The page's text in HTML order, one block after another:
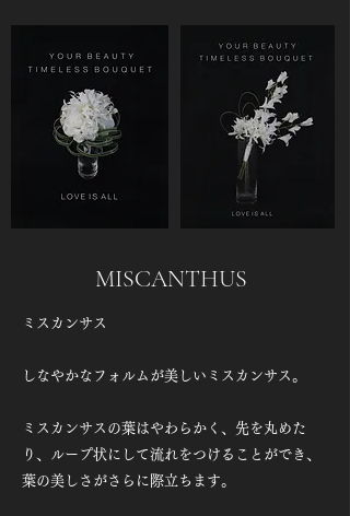
MISCANTHUS
ミスカンサス
しなやかなフォルムが美しいミスカンサス。​
ミスカンサスの葉はやわらかく、先を丸めた
り、ループ状にして流れをつけることができ、
葉の美しさがさらに際立ちます。